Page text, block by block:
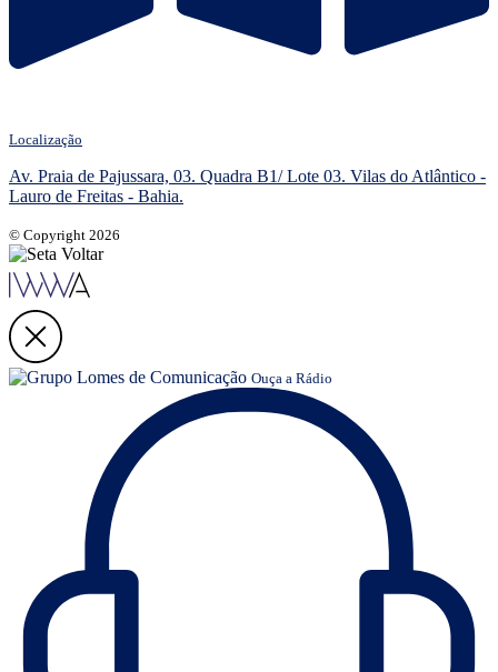
Localização
Av. Praia de Pajussara, 03. Quadra B1/ Lote 03. Vilas do Atlântico -
Lauro de Freitas - Bahia.
© Copyright 2026
Ouça a Rádio